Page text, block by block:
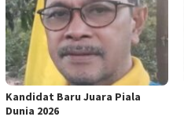
Kandidat Baru Juara Piala
Dunia 2026